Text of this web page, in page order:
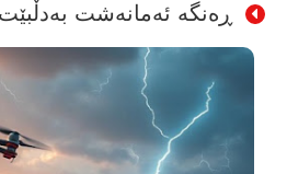
ڕەنگە ئەمانەشت بەدڵبێت